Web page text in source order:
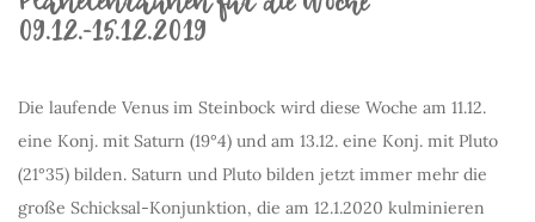
Planetenraunen für die Woche
09.12.-15.12.2019
Die laufende Venus im Steinbock wird diese Woche am 11.12.
eine Konj. mit Saturn (19°4) und am 13.12. eine Konj. mit Pluto
(21°35) bilden. Saturn und Pluto bilden jetzt immer mehr die
große Schicksal-Konjunktion, die am 12.1.2020 kulminieren